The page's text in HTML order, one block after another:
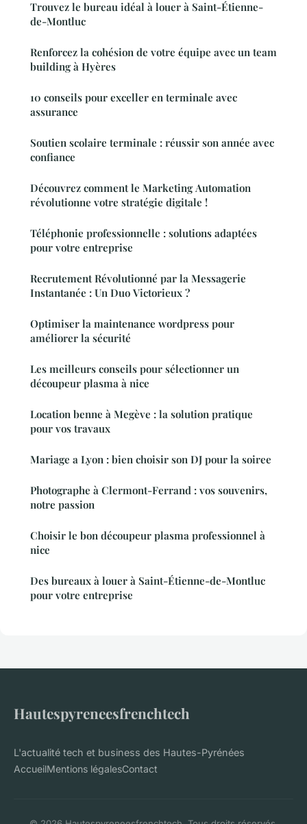
Trouvez le bureau idéal à louer à Saint-Étienne-
de-Montluc
Renforcez la cohésion de votre équipe avec un team
building à Hyères
10 conseils pour exceller en terminale avec
assurance
Soutien scolaire terminale : réussir son année avec
confiance
Découvrez comment le Marketing Automation
révolutionne votre stratégie digitale !
Téléphonie professionnelle : solutions adaptées
pour votre entreprise
Recrutement Révolutionné par la Messagerie
Instantanée : Un Duo Victorieux ?
Optimiser la maintenance wordpress pour
améliorer la sécurité
Les meilleurs conseils pour sélectionner un
découpeur plasma à nice
Location benne à Megève : la solution pratique
pour vos travaux
Mariage a Lyon : bien choisir son DJ pour la soiree
Photographe à Clermont-Ferrand : vos souvenirs,
notre passion
Choisir le bon découpeur plasma professionnel à
nice
Des bureaux à louer à Saint-Étienne-de-Montluc
pour votre entreprise
Hautespyreneesfrenchtech
L'actualité tech et business des Hautes-Pyrénées
AccueilMentions légalesContact